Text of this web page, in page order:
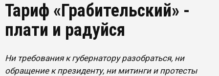
Тариф «Грабительский» -
плати и радуйся
Ни требования к губернатору разобраться, ни
обращение к президенту, ни митинги и протесты